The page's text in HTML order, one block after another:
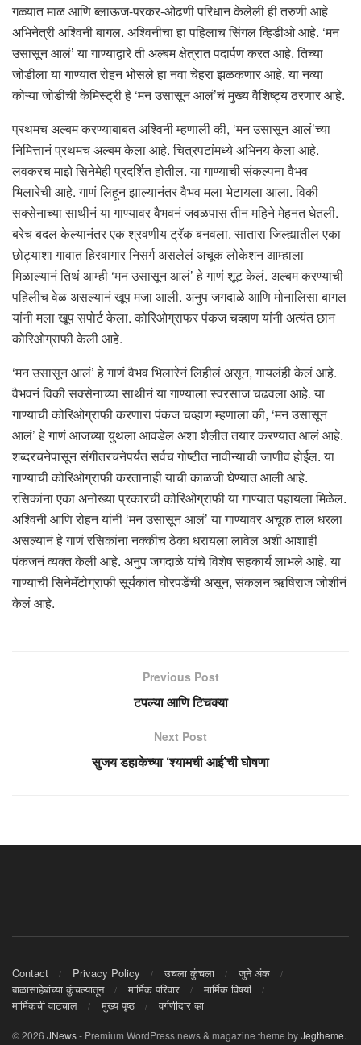
गळ्यात माळ आणि ब्लाऊज-परकर-ओढणी परिधान केलेली ही तरुणी आहे
अभिनेत्री अश्विनी बागल. अश्विनीचा हा पहिलाच सिंगल व्हिडीओ आहे. ‘मन
उसासून आलं’ या गाण्याद्वारे ती अल्बम क्षेत्रात पदार्पण करत आहे. तिच्या
जोडीला या गाण्यात रोहन भोसले हा नवा चेहरा झळकणार आहे. या नव्या
कोऱ्या जोडीची केमिस्ट्री हे ‘मन उसासून आलं’चं मुख्य वैशिष्ट्य ठरणार आहे.
प्रथमच अल्बम करण्याबाबत अश्विनी म्हणाली की, ‘मन उसासून आलं’च्या
निमित्तानं प्रथमच अल्बम केला आहे. चित्रपटांमध्ये अभिनय केला आहे.
लवकरच माझे सिनेमेही प्रदर्शित होतील. या गाण्याची संकल्पना वैभव
भिलारेची आहे. गाणं लिहून झाल्यानंतर वैभव मला भेटायला आला. विकी
सक्सेनाच्या साथीनं या गाण्यावर वैभवनं जवळपास तीन महिने मेहनत घेतली.
बरेच बदल केल्यानंतर एक श्रवणीय ट्रॅक बनवला. सातारा जिल्ह्यातील एका
छोट्याशा गावात हिरवागार निसर्ग असलेलं अचूक लोकेशन आम्हाला
मिळाल्यानं तिथं आम्ही ‘मन उसासून आलं’ हे गाणं शूट केलं. अल्बम करण्याची
पहिलीच वेळ असल्यानं खूप मजा आली. अनुप जगदाळे आणि मोनालिसा बागल
यांनी मला खूप सपोर्ट केला. कोरिओग्राफर पंकज चव्हाण यांनी अत्यंत छान
कोरिओग्राफी केली आहे.
‘मन उसासून आलं’ हे गाणं वैभव भिलारेनं लिहीलं असून, गायलंही केलं आहे.
वैभवनं विकी सक्सेनाच्या साथीनं या गाण्याला स्वरसाज चढवला आहे. या
गाण्याची कोरिओग्राफी करणारा पंकज चव्हाण म्हणाला की, ‘मन उसासून
आलं’ हे गाणं आजच्या युथला आवडेल अशा शैलीत तयार करण्यात आलं आहे.
शब्दरचनेपासून संगीतरचनेपर्यंत सर्वच गोष्टीत नावीन्याची जाणीव होईल. या
गाण्याची कोरिओग्राफी करतानाही याची काळजी घेण्यात आली आहे.
रसिकांना एका अनोख्या प्रकारची कोरिओग्राफी या गाण्यात पहायला मिळेल.
अश्विनी आणि रोहन यांनी ‘मन उसासून आलं’ या गाण्यावर अचूक ताल धरला
असल्यानं हे गाणं रसिकांना नक्कीच ठेका धरायला लावेल अशी आशाही
पंकजनं व्यक्त केली आहे. अनुप जगदाळे यांचे विशेष सहकार्य लाभले आहे. या
गाण्याची सिनेमॅटोग्राफी सूर्यकांत घोरपडेंची असून, संकलन ऋषिराज जोशीनं
केलं आहे.
Previous Post
टपल्या आणि टिचक्या
Next Post
सुजय डहाकेच्या ‘श्यामची आई’ची घोषणा
Contact Privacy Policy उचला कुंचला
जुने अंक
बाळासाहेबांच्या कुंचल्यातून
मार्मिक परिवार
मार्मिक विषयी
मार्मिकची वाटचाल
मुख्य पृष्ठ वर्गणीदार व्हा
© 2026 JNews- Premium WordPress news & magazine theme byJegtheme.